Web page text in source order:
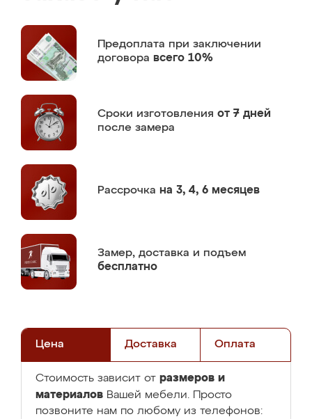
Предоплата при заключении
договора всего 10%
Сроки изготовления от 7 дней
после замера
Рассрочка на 3, 4, 6 месяцев
Замер, доставка и подъем
бесплатно
Цена Доставка Оплата
Стоимость зависит от размеров и
материалов Вашей мебели. Просто
позвоните нам по любому из телефонов: